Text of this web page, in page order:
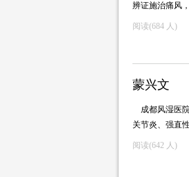
辨证施治痛风
阅读(684 人)
蒙兴文
成都风湿医
关节炎、强直
阅读(642 人)